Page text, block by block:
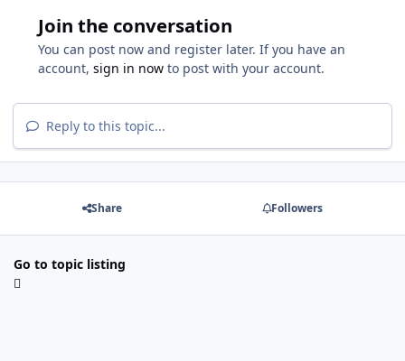
Join the conversation
You can post now and register later. If you have an
account, sign in now to post with your account.
Reply to this topic...
Share Followers
Go to topic listing